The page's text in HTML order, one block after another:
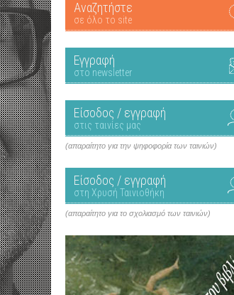
Αναζητήστε
σε όλο το site
Εγγραφή
στο newsletter
Είσοδος / εγγραφή
στις ταινίες μας
(απαραίτητο για την ψηφοφορία των ταινιών)
Είσοδος / εγγραφή
στη Χρυσή Ταινιοθήκη
(απαραίτητο για το σχολιασμό των ταινιών)